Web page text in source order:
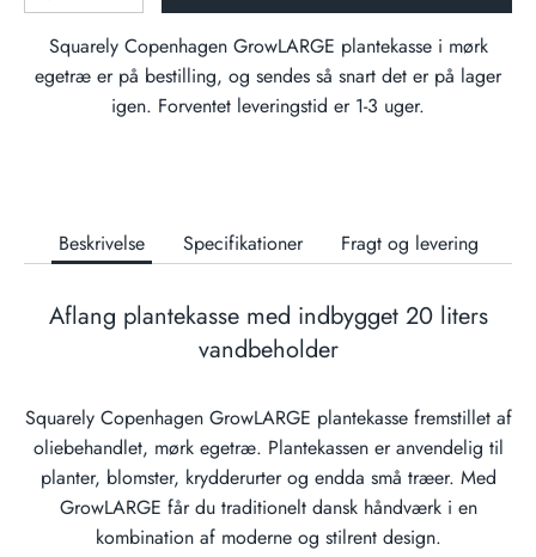
Squarely Copenhagen GrowLARGE plantekasse i mørk
egetræ er på bestilling, og sendes så snart det er på lager
igen. Forventet leveringstid er 1-3 uger.
Beskrivelse Specifikationer Fragt og levering
Aflang plantekasse med indbygget 20 liters
vandbeholder
Squarely Copenhagen GrowLARGE plantekasse fremstillet af
oliebehandlet, mørk egetræ. Plantekassen er anvendelig til
planter, blomster, krydderurter og endda små træer. Med
GrowLARGE får du traditionelt dansk håndværk i en
kombination af moderne og stilrent design.